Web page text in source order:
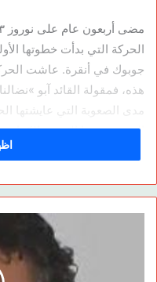
الحركة التي بدأت خطوتها
جوبوك في أنقرة. عاشت
هذه، فمقولة القائد آبو
مدى الصعوبة التي عايشتها
التي مرت بها الثورة والكفاح
ففي الذكرى الأربعون
حقيقة شعب عظيم أثبت
مرحلة جديدة. حيث أشار